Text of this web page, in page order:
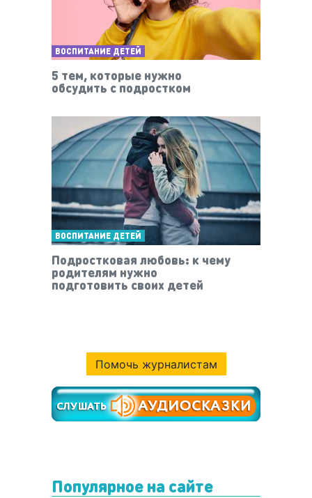
ВОСПИТАНИЕ ДЕТЕЙ
5 тем, которые нужно
обсудить с подростком
ВОСПИТАНИЕ ДЕТЕЙ
Подростковая любовь: к чему
родителям нужно
подготовить своих детей
Помочь журналистам
Популярное на сайте